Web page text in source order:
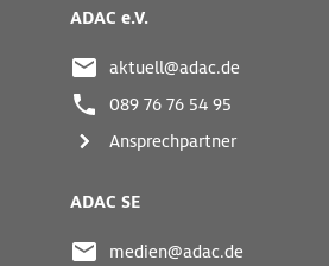
und
Links
ADAC e.V.
aktuell@adac.de
089 76 76 54 95
Ansprechpartner
ADAC SE
medien@adac.de